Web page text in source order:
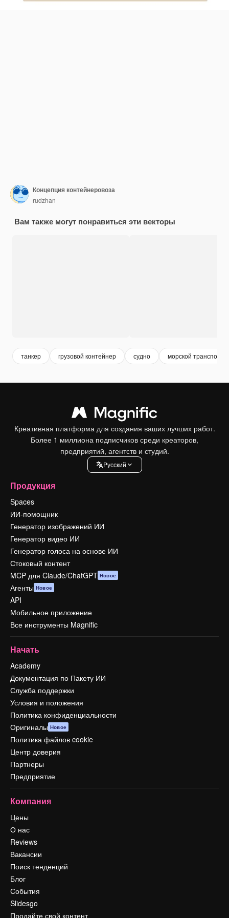
Концепция контейнеровоза
rudzhan
Вам также могут понравиться эти векторы
танкер грузовой контейнер судно морской транспорт
Креативная платформа для создания ваших лучших работ.
Более 1 миллиона подписчиков среди креаторов,
предприятий, агентств и студий.
Pусский
Продукция
Spaces
ИИ-помощник
Генератор изображений ИИ
Генератор видео ИИ
Генератор голоса на основе ИИ
Стоковый контент
MCP для Claude/ChatGPT Новое
Агенты Новое
API
Мобильное приложение
Все инструменты Magnific
Начать
Academy
Документация по Пакету ИИ
Служба поддержки
Условия и положения
Политика конфиденциальности
Оригиналы Новое
Политика файлов cookie
Центр доверия
Партнеры
Предприятие
Компания
Цены
О нас
Reviews
Вакансии
Поиск тенденций
Блог
События
Slidesgo
Продайте свой контент